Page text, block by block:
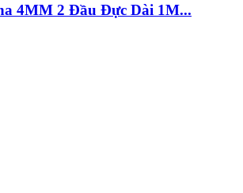
4MM 2 Đầu Đực Dài 1M...